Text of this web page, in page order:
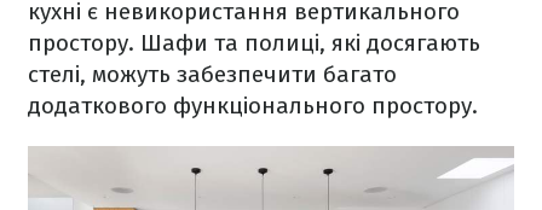
кухні є невикористання вертикального
простору. Шафи та полиці, які досягають
стелі, можуть забезпечити багато
додаткового функціонального простору.